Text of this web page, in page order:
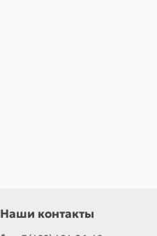
Наши контакты